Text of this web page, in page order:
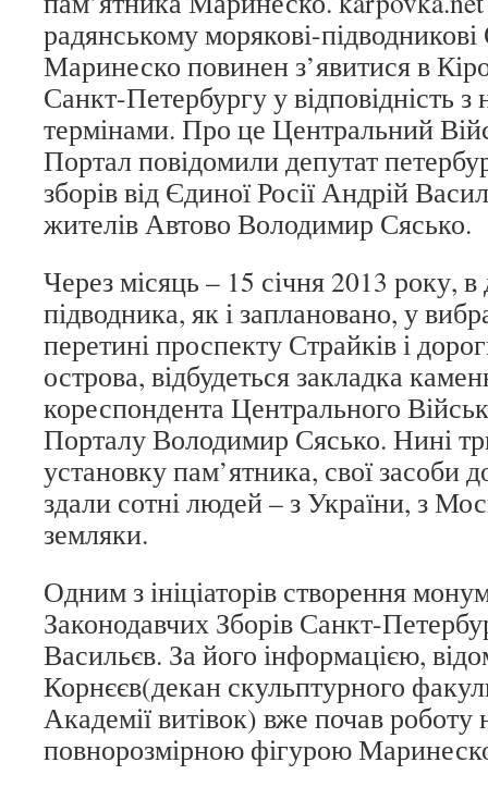
радянському морякові-
Маринеско повинен з’явитися в
Санкт-Петербургу у відповідність
термінами. Про це Центральний
Портал повідомили депутат
зборів від Єдиної Росії Андрій
жителів Автово Володимир Сясько.
Через місяць – 15 січня 2013 року, в
підводника, як і заплановано, у
перетині проспекту Страйків і
острова, відбудеться закладка
кореспондента Центрального
Порталу Володимир Сясько. Нині
установку пам’ятника, свої засоби
здали сотні людей – з України, з
земляки.
Одним з ініціаторів створення
Законодавчих Зборів Санкт-
Васильєв. За його інформацією,
Корнєєв(декан скульптурного
Академії витівок) вже почав роботу
повнорозмірною фігурою